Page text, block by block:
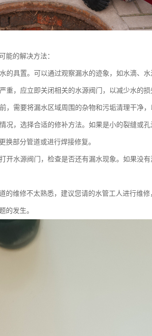
能的解决方法：
的具置。可以通过观察漏水的迹象，如水滴、
重，应立即关闭相关的水源阀门，以减少水的损
，需要将漏水区域周围的杂物和污垢清理干净，
况，选择合适的修补方法。如果是小的裂缝或
换部分管道或进行焊接修复。
开水源阀门，检查是否还有漏水现象。如果没
的维修不太熟悉，建议您请的水管工人进行维
的发生。